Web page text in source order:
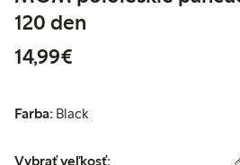
120 den
14,99€
Farba: Black
Vybrať veľkosť:
Vybrať veľkosť: